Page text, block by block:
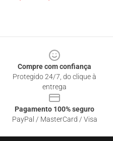
Compre com confiança
Protegido 24/7, do clique à
entrega
Pagamento 100% seguro
PayPal / MasterCard / Visa